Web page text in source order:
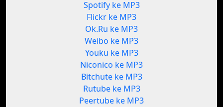
Spotify ke MP3
Flickr ke MP3
Ok.Ru ke MP3
Weibo ke MP3
Youku ke MP3
Niconico ke MP3
Bitchute ke MP3
Rutube ke MP3
Peertube ke MP3